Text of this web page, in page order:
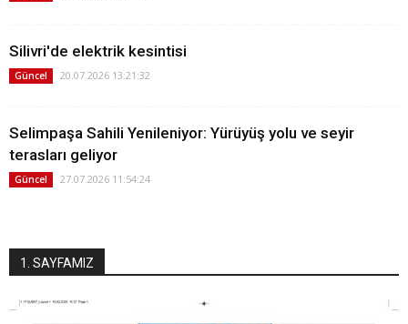
Silivri'de elektrik kesintisi
Güncel 20.07.2026 13:21:32
Selimpaşa Sahili Yenileniyor: Yürüyüş yolu ve seyir
terasları geliyor
Güncel 27.07.2026 11:54:24
1. SAYFAMIZ